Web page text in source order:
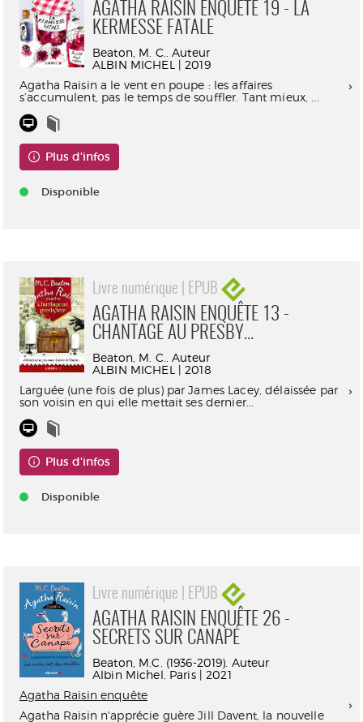
AGATHA RAISIN ENQUÊTE 19 - LA
KERMESSE FATALE
Beaton, M. C.. Auteur
ALBIN MICHEL | 2019
Agatha Raisin a le vent en poupe : les affaires
s’accumulent, pas le temps de souffler. Tant mieux, ...
Plus d'infos
Disponible
Livre numérique | EPUB
AGATHA RAISIN ENQUÊTE 13 -
CHANTAGE AU PRESBY...
Beaton, M. C.. Auteur
ALBIN MICHEL | 2018
Larguée (une fois de plus) par James Lacey, délaissée par
son voisin en qui elle mettait ses dernier...
Plus d'infos
Disponible
Livre numérique | EPUB
AGATHA RAISIN ENQUÊTE 26 -
SECRETS SUR CANAPÉ
Beaton, M.C. (1936-2019). Auteur
Albin Michel. Paris | 2021
Agatha Raisin enquête
Agatha Raisin n'apprécie guère Jill Davent, la nouvelle